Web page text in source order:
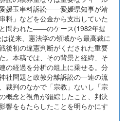
媛玉串料訴訟――愛媛県知事が靖
料」などを公金から支出していた
問われた――のケース(1982年提
従来、憲法学の領域から最高裁に
後初の違憲判断がくだされた重要
。本稿では、その背景と経緯、そ
の経過を分析の俎上に乗せる。分
社問題と政教分離訴訟の一連の流
裁判のなかで「宗教」ないし「宗
概念と視角が錯綜したこと、判決
響をもたらしたことを明らかにす